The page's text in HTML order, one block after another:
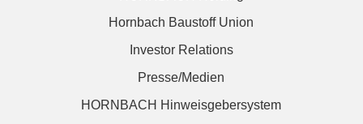
Hornbach Baustoff Union
Investor Relations
Presse/Medien
HORNBACH Hinweisgebersystem